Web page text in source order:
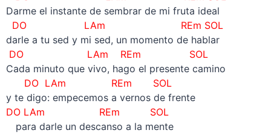
Darme el instante de sembrar de mi fruta ideal
DO LAm REm SOL
darle a tu sed y mi sed, un momento de hablar
DO LAm REm SOL
Cada minuto que vivo, hago el presente camino
DO LAm REm SOL
y te digo: empecemos a vernos de frente
DO LAm REm SOL
para darle un descanso a la mente